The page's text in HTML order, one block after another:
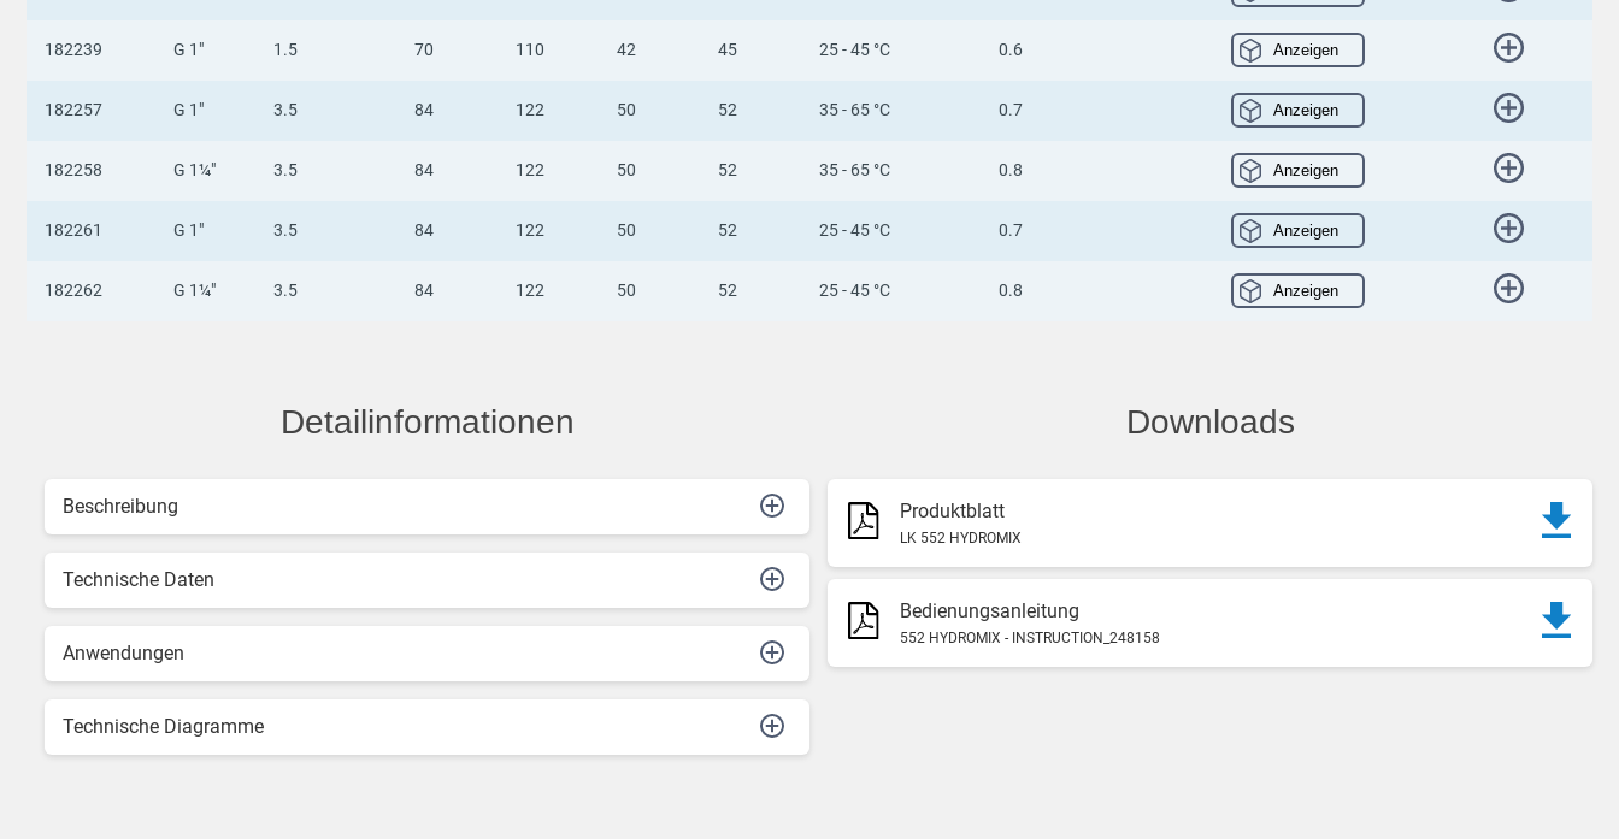
182239 G 1" 1.5 70 110 42 45 25 - 45 °C 0.6 Anzeigen
182257 G 1" 3.5 84 122 50 52 35 - 65 °C 0.7 Anzeigen
182258 G 1¼" 3.5 84 122 50 52 35 - 65 °C 0.8 Anzeigen
182261 G 1" 3.5 84 122 50 52 25 - 45 °C 0.7 Anzeigen
182262 G 1¼" 3.5 84 122 50 52 25 - 45 °C 0.8 Anzeigen
Detailinformationen
Beschreibung
Technische Daten
Anwendungen
Technische Diagramme
Downloads
Produktblatt
LK 552 HYDROMIX
Bedienungsanleitung
552 HYDROMIX - INSTRUCTION_248158